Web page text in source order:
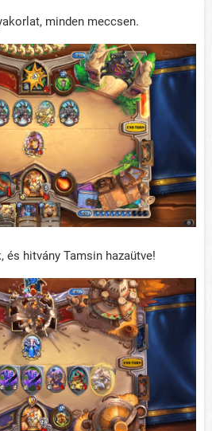
minden meccsen.
és hitvány Tamsin hazaütve!